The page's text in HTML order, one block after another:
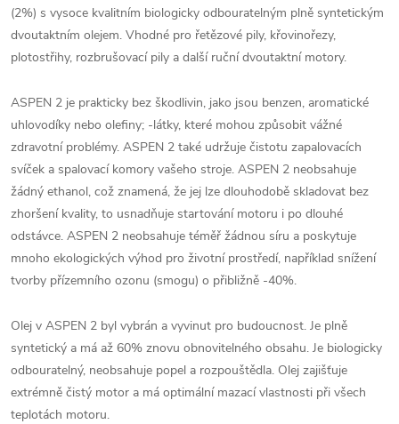
(2%) s vysoce kvalitním biologicky odbouratelným plně syntetickým
dvoutaktním olejem. Vhodné pro řetězové pily, křovinořezy,
plotostřihy, rozbrušovací pily a další ruční dvoutaktní motory.
ASPEN 2 je prakticky bez škodlivin, jako jsou benzen, aromatické
uhlovodíky nebo olefiny; -látky, které mohou způsobit vážné
zdravotní problémy. ASPEN 2 také udržuje čistotu zapalovacích
svíček a spalovací komory vašeho stroje. ASPEN 2 neobsahuje
žádný ethanol, což znamená, že jej lze dlouhodobě skladovat bez
zhoršení kvality, to usnadňuje startování motoru i po dlouhé
odstávce. ASPEN 2 neobsahuje téměř žádnou síru a poskytuje
mnoho ekologických výhod pro životní prostředí, například snížení
tvorby přízemního ozonu (smogu) o přibližně -40%.
Olej v ASPEN 2 byl vybrán a vyvinut pro budoucnost. Je plně
syntetický a má až 60% znovu obnovitelného obsahu. Je biologicky
odbouratelný, neobsahuje popel a rozpouštědla. Olej zajišťuje
extrémně čistý motor a má optimální mazací vlastnosti při všech
teplotách motoru.